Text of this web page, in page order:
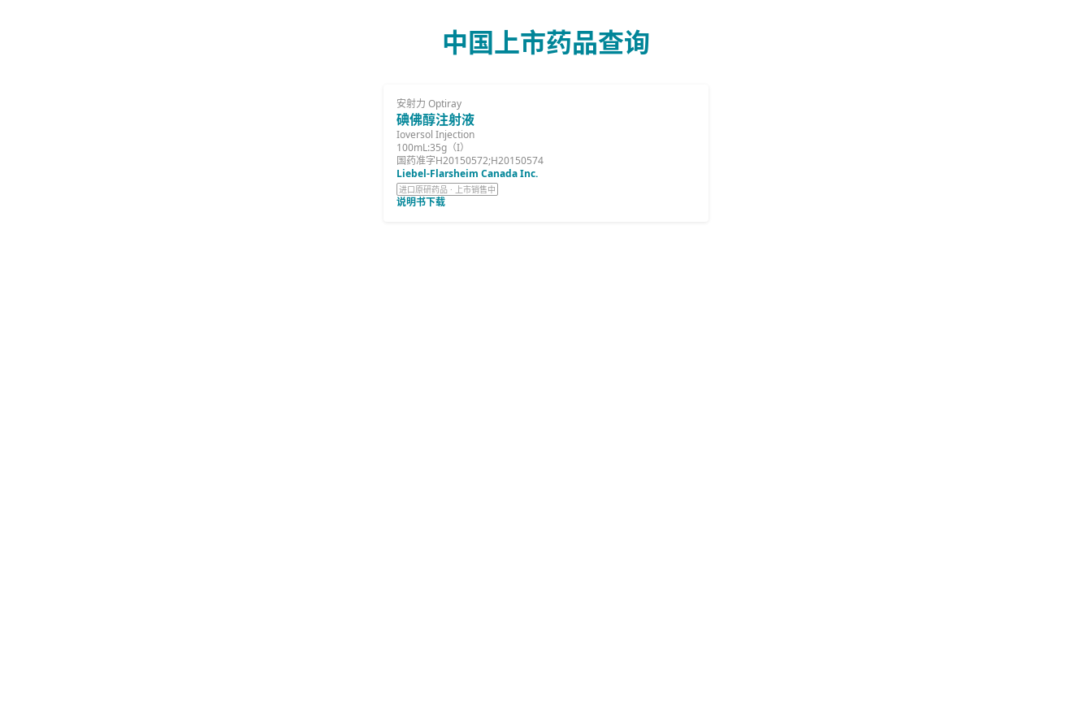
中国上市药品查询
安射力 Optiray
碘佛醇注射液
Ioversol Injection
100mL:35g（I）
国药准字H20150572;H20150574
Liebel-Flarsheim Canada Inc.
进口原研药品 · 上市销售中
说明书下载